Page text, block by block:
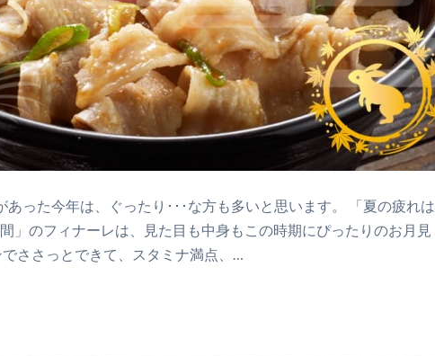
あった今年は、ぐったり･･･な方も多いと思います。 「夏の疲れは
」のフィナーレは、見た目も中身もこの時期にぴったりのお月見
ささっとできて、スタミナ満点、…